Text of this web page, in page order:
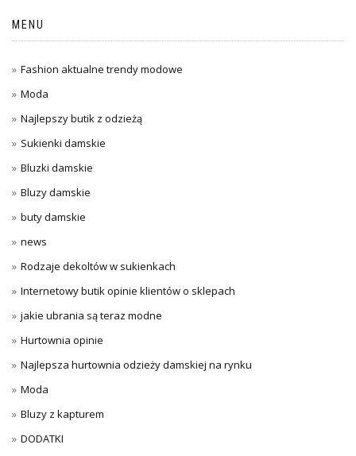
MENU
Fashion aktualne trendy modowe
Moda
Najlepszy butik z odzieżą
Sukienki damskie
Bluzki damskie
Bluzy damskie
buty damskie
news
Rodzaje dekoltów w sukienkach
Internetowy butik opinie klientów o sklepach
jakie ubrania są teraz modne
Hurtownia opinie
Najlepsza hurtownia odzieży damskiej na rynku
Moda
Bluzy z kapturem
DODATKI